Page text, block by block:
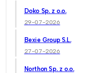
Doko Sp. z o.o.
29-07-2026
Bexie Group S.L.
27-07-2026
Northon Sp. z o.o.